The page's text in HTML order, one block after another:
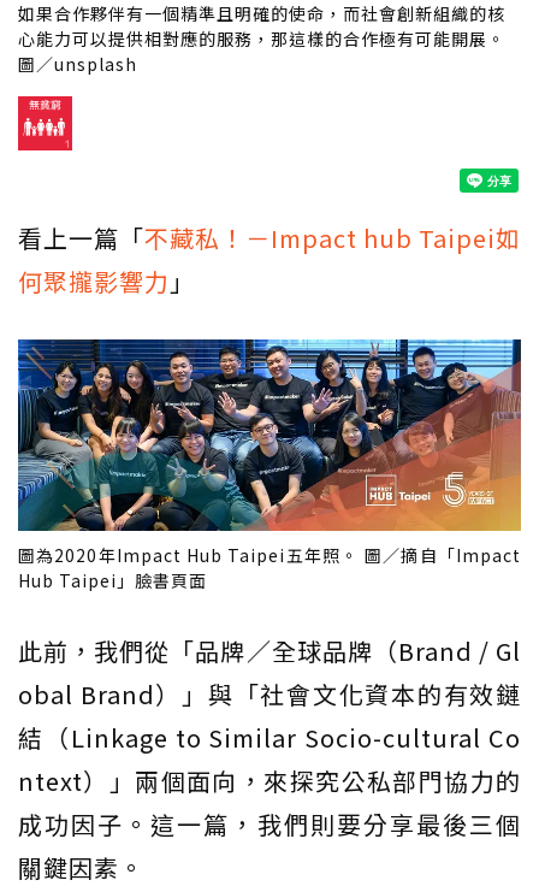
如果合作夥伴有一個精準且明確的使命，而社會創新組織的核
心能力可以提供相對應的服務，那這樣的合作極有可能開展。
圖／unsplash
看上一篇「不藏私！－Impact hub Taipei如
何聚攏影響力 」
圖為2020年Impact Hub Taipei五年照。 圖／摘自「Impact
Hub Taipei」臉書頁面
此前，我們從「品牌／全球品牌（Brand / Gl
obal Brand）」與「社會文化資本的有效鏈
結（Linkage to Similar Socio-cultural Co
ntext）」兩個面向，來探究公私部門協力的
成功因子。這一篇，我們則要分享最後三個
關鍵因素。